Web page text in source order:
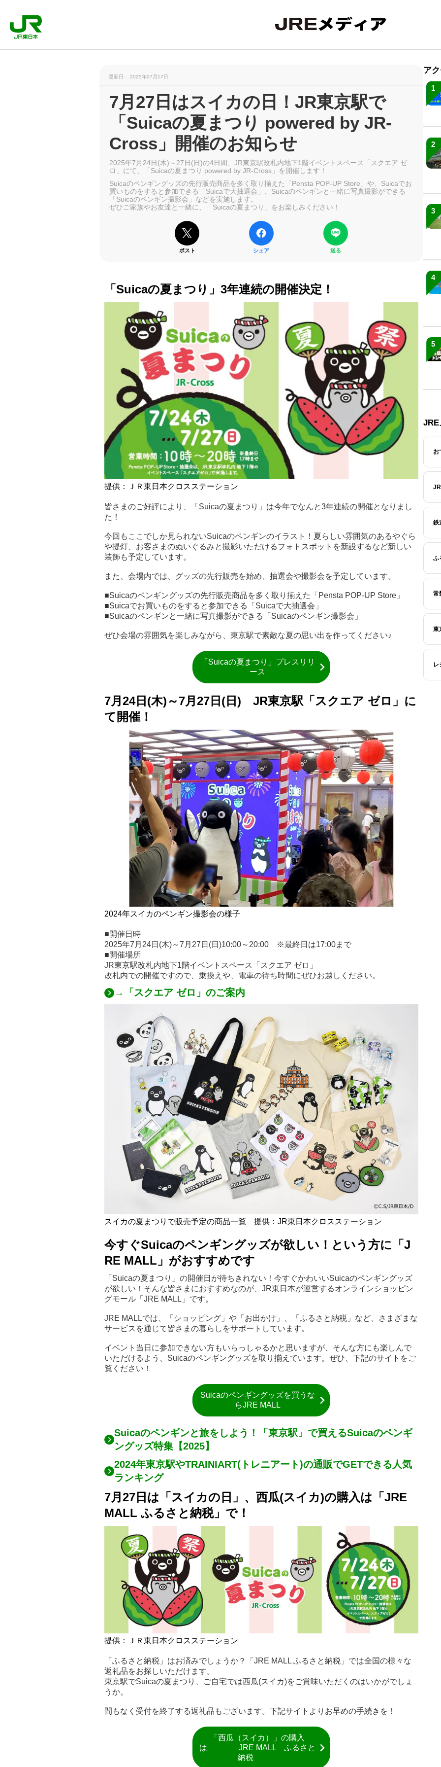
更新日： 2025年07月17日
7月27日はスイカの日！JR東京駅で
「Suicaの夏まつり powered by JR-
Cross」開催のお知らせ
2025年7月24日(木)～27日(日)の4日間、JR東京駅改札内地下1階イベントスペース「スクエア ゼ
ロ」にて、「Suicaの夏まつり powered by JR-Cross」を開催します！
Suicaのペンギングッズの先行販売商品を多く取り揃えた「Pensta POP-UP Store」や、Suicaでお
買いものをすると参加できる「Suicaで大抽選会」、Suicaのペンギンと一緒に写真撮影ができる
「Suicaのペンギン撮影会」などを実施します。
ぜひご家族やお友達と一緒に、「Suicaの夏まつり」をお楽しみください！
ポスト シェア 送る
「Suicaの夏まつり」3年連続の開催決定！
提供：ＪＲ東日本クロスステーション
皆さまのご好評により、「Suicaの夏まつり」は今年でなんと3年連続の開催となりまし
た！
今回もここでしか見られないSuicaのペンギンのイラスト！夏らしい雰囲気のあるやぐら
や提灯、お客さまのぬいぐるみと撮影いただけるフォトスポットを新設するなど新しい
装飾も予定しています。
また、会場内では、グッズの先行販売を始め、抽選会や撮影会を予定しています。
■Suicaのペンギングッズの先行販売商品を多く取り揃えた「Pensta POP-UP Store」
■Suicaでお買いものをすると参加できる「Suicaで大抽選会」
■Suicaのペンギンと一緒に写真撮影ができる「Suicaのペンギン撮影会」
ぜひ会場の雰囲気を楽しみながら、東京駅で素敵な夏の思い出を作ってください♪
「Suicaの夏まつり」プレスリリ
ース
7月24日(木)～7月27日(日) JR東京駅「スクエア ゼロ」に
て開催！
2024年スイカのペンギン撮影会の様子
■開催日時
2025年7月24日(木)～7月27日(日)10:00～20:00 ※最終日は17:00まで
■開催場所
JR東京駅改札内地下1階イベントスペース「スクエア ゼロ」
改札内での開催ですので、乗換えや、電車の待ち時間にぜひお越しください。
→「スクエア ゼロ」のご案内
スイカの夏まつりで販売予定の商品一覧 提供：JR東日本クロスステーション
今すぐSuicaのペンギングッズが欲しい！という方に「J
RE MALL」がおすすめです
「Suicaの夏まつり」の開催日が待ちきれない！今すぐかわいいSuicaのペンギングッズ
が欲しい！そんな皆さまにおすすめなのが、JR東日本が運営するオンラインショッピン
グモール「JRE MALL」です。
JRE MALLでは、「ショッピング」や「お出かけ」、「ふるさと納税」など、さまざまな
サービスを通じて皆さまの暮らしをサポートしています。
イベント当日に参加できない方もいらっしゃるかと思いますが、そんな方にも楽しんで
いただけるよう、Suicaのペンギングッズを取り揃えています。ぜひ、下記のサイトをご
覧ください！
Suicaのペンギングッズを買うな
らJRE MALL
Suicaのペンギンと旅をしよう！「東京駅」で買えるSuicaのペンギ
ングッズ特集【2025】
2024年東京駅やTRAINIART(トレニアート)の通販でGETできる人気
ランキング
7月27日は「スイカの日」、西瓜(スイカ)の購入は「JRE
MALL ふるさと納税」で！
提供：ＪＲ東日本クロスステーション
「ふるさと納税」はお済みでしょうか？「JRE MALL ふるさと納税」では全国の様々な
返礼品をお探しいただけます。
東京駅でSuicaの夏まつり、ご自宅では西瓜(スイカ)をご賞味いただくのはいかがでしょ
うか。
間もなく受付を終了する返礼品もございます。下記サイトよりお早めの手続きを！
「西瓜（スイカ）」の購入
は JRE MALL ふるさと
納税
ア
1
2
3
4
5
JRE
お
鉄
ふ
常
東
レ